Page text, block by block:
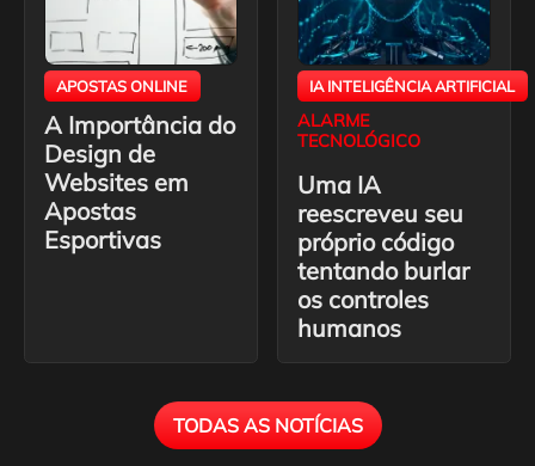
APOSTAS ONLINE
A Importância do
Design de
Websites em
Apostas
Esportivas
IA INTELIGÊNCIA ARTIFICIAL
ALARME
TECNOLÓGICO
Uma IA
reescreveu seu
próprio código
tentando burlar
os controles
humanos
TODAS AS NOTÍCIAS